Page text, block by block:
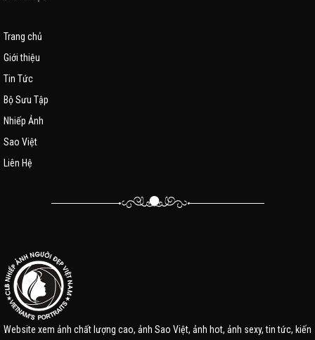
Trang chủ
Giới thiệu
Tin Tức
Bộ Sưu Tập
Nhiếp Ảnh
Sao Việt
Liên Hệ
Website xem ảnh chất lượng cao, ảnh Sao Việt, ảnh hot, ảnh sexy, tin tức, kiến